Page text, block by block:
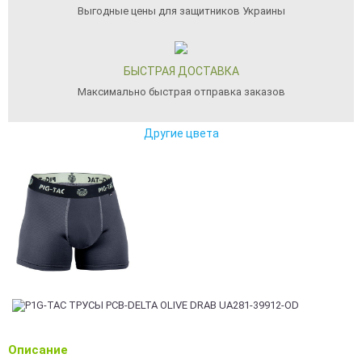
Выгодные цены для защитников Украины
БЫСТРАЯ ДОСТАВКА
Максимально быстрая отправка заказов
Другие цвета
Описание